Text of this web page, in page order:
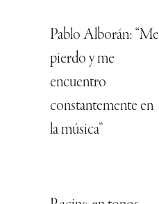
Pablo Alborán: “Me
pierdo y me
encuentro
constantemente en
la música”